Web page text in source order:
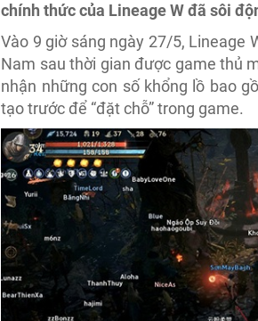
chính thức của Lineage W đã sôi
Vào 9 giờ sáng ngày 27/5, Lineage
Nam sau thời gian được game thủ
nhận những con số khổng lồ bao
tạo trước để “đặt chỗ” trong game.